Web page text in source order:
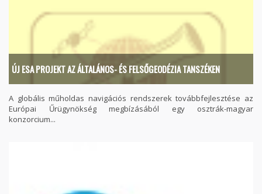
ÚJ ESA PROJEKT AZ ÁLTALÁNOS- ÉS FELSŐGEODÉZIA TANSZÉKEN
A globális műholdas navigációs rendszerek továbbfejlesztése az
Európai Űrügynökség megbízásából egy osztrák-magyar
konzorcium...